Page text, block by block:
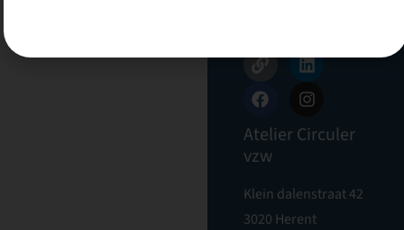
Atelier Circuler
vzw
Klein dalenstraat 42
3020 Herent